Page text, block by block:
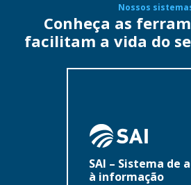
Nossos
Conheça as
facilitam a vida do
SAI – Sistema de
à informação